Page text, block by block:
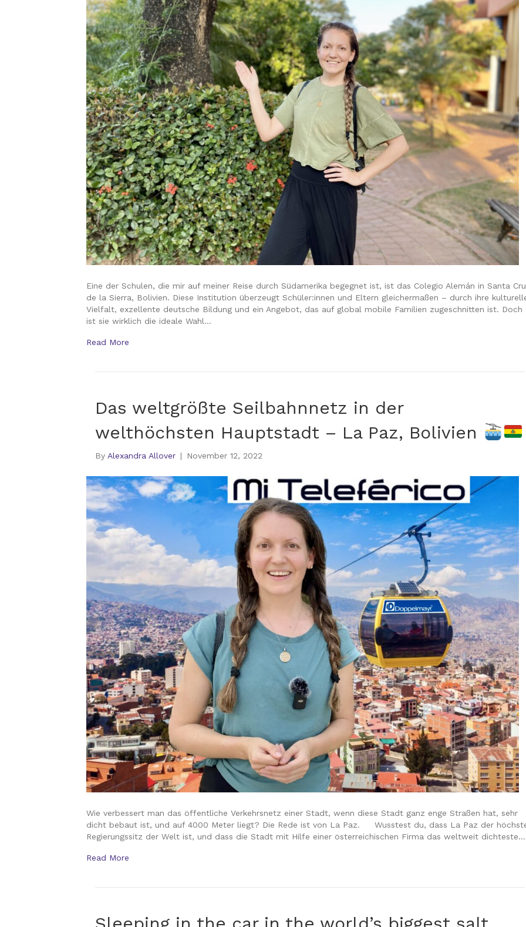
Eine der Schulen, die mir auf meiner Reise durch Südamerika begegnet ist, ist das Colegio Alemán in Santa
de la Sierra, Bolivien. Diese Institution überzeugt Schüler:innen und Eltern gleichermaßen – durch ihre
Vielfalt, exzellente deutsche Bildung und ein Angebot, das auf global mobile Familien zugeschnitten ist. Doch
ist sie wirklich die ideale Wahl…
Read More
Das weltgrößte Seilbahnnetz in der
welthöchsten Hauptstadt – La Paz, Bolivien
By Alexandra Allover | November 12, 2022
Wie verbessert man das öffentliche Verkehrsnetz einer Stadt, wenn diese Stadt ganz enge Straßen hat, sehr
dicht bebaut ist, und auf 4000 Meter liegt? Die Rede ist von La Paz. Wusstest du, dass La Paz der
Regierungssitz der Welt ist, und dass die Stadt mit Hilfe einer österreichischen Firma das weltweit dichteste…
Read More